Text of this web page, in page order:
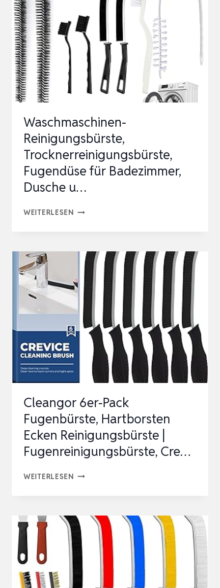
Waschmaschinen-
Reinigungsbürste,
Trocknerreinigungsbürste,
Fugendüse für Badezimmer,
Dusche u…
WEITERLESEN WASCHMASCHINEN-
FUGENDÜSE
FÜR
BADEZIMMER,
DUSCHE
U…
Cleangor 6er-Pack
Fugenbürste, Hartborsten
Ecken Reinigungsbürste |
Fugenreinigungsbürste, Cre…
WEITERLESEN CLEANGOR
FUGENBÜRSTE,
HARTBORSTEN
ECKEN
REINIGUNGSBÜRSTE